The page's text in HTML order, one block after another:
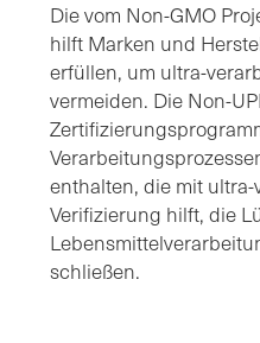
Die vom Non-GMO
hilft Marken und
erfüllen, um ultra-
vermeiden. Die Non-
enthalten, die mit
Verifizierung hilft, die
schließen.